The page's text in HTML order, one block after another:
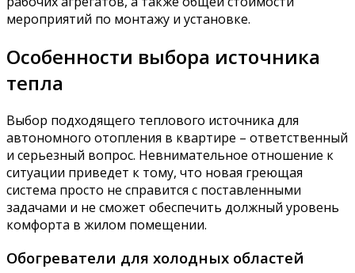
мероприятий по монтажу и установке.
Особенности выбора источника
тепла
Выбор подходящего теплового источника для
автономного отопления в квартире – ответственный
и серьезный вопрос. Невнимательное отношение к
ситуации приведет к тому, что новая греющая
система просто не справится с поставленными
задачами и не сможет обеспечить должный уровень
комфорта в жилом помещении.
Обогреватели для холодных областей